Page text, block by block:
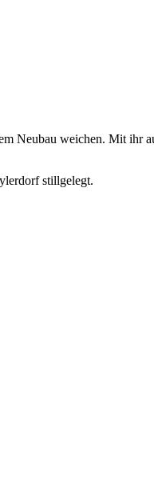
Neubau weichen. Mit
stillgelegt.